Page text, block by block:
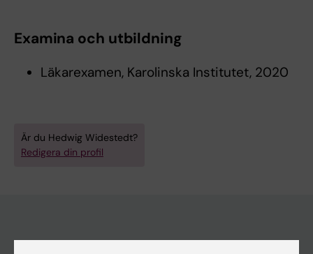
Examina och utbildning
Läkarexamen, Karolinska Institutet, 2020
Är du Hedwig Widestedt?
Redigera din profil